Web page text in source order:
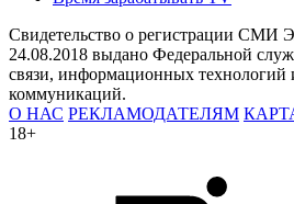
Свидетельство о регистрации
24.08.2018 выдано Федеральной
связи, информационных технологий
коммуникаций.
О НАС РЕКЛАМОДАТЕЛЯМ
18+